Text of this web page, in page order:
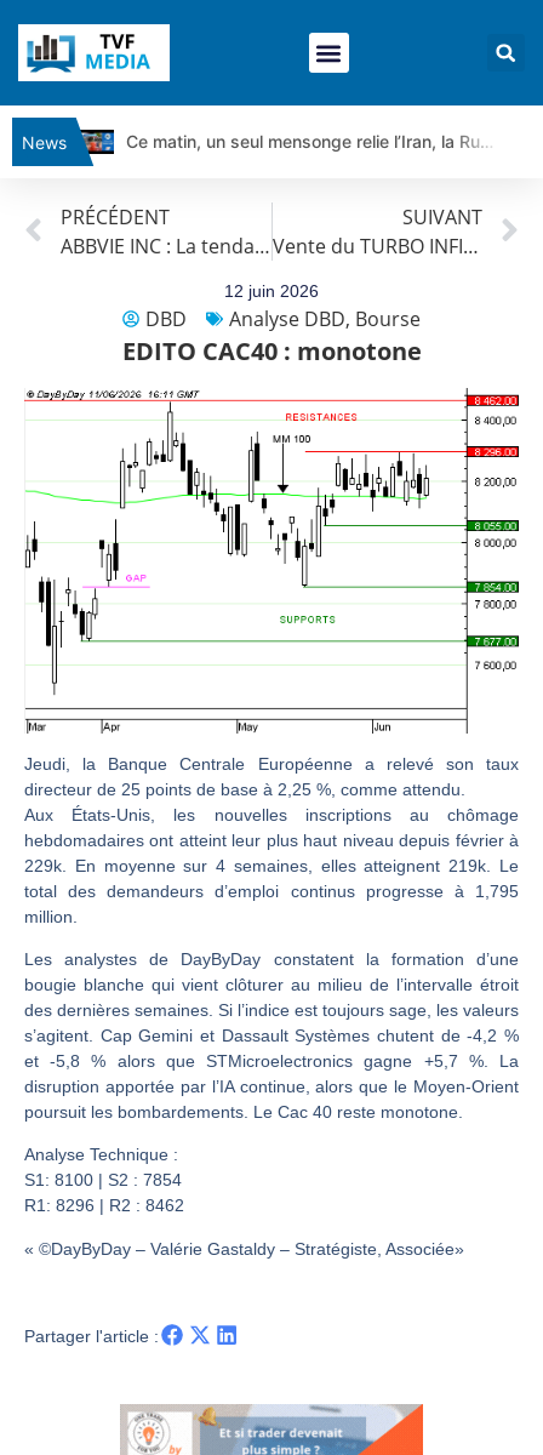
News
Ce matin, un seul mensonge relie l’Iran, la Russie et Trump | par Louis Antoine Michelet
Ce que Trump, Téhéran et Pékin ne veulent pas que vous voyiez ensemble | par Louis-Antoine Michelet
Jean Marie Seronie :Loi agricole : vraie réforme ou simple réponse à la colère ?| Interview Éco
TELEPERFORMANCE : Faut-il acheter avant les résultats ? | Daniel Cohen de Lara – Market Movers
CAC 40 : Vers un nouveau record ? Analyse avant la décision de la Fed | Denis Desclos – Chrono CAC
Christian Parisot : Les marchés à l’épreuve des signaux | Interview Économique
Bernard Prats-Desclaux : Penser les marchés à l’ère des ruptures | Interview Littéraire
FERRARI : Un parcours toujours sans faute | Bernard Prats-Desclaux – Market Movers
LVMH : Un rebond à confirmer | Bernard Prats-Desclaux – Market Movers
Le monde a changé de règles cette nuit. Personne ne vous l’a encore dit | Louis-Antoine Michelet
GBP/USD : Un premier ministre déjà sur le scelette | Philippe Lhermie – Flash Forex
Les événements de cette semaine à venir | Philippe Lhermie – Flash Forex
La France, maillon faible de l’Europe ! | Jean-Louis Cussac – Chrono CAC
Pourquoi 6 guerres explosent en même temps cette semaine | par Louis-Antoine Michelet
Les investisseurs y croient toujours | Point Stratégique Hebdomadaire – Éric Galiègue
PRÉCÉDENT
ABBVIE INC : La tendance est haussière.
SUIVANT
Vente du TURBO INFINI BEST CALL ARCELOR MITTAL QH57V à 2,57 euros (+31 %)
12 juin 2026
DBD Analyse DBD, Bourse
EDITO CAC40 : monotone
Jeudi, la Banque Centrale Européenne a relevé son taux
directeur de 25 points de base à 2,25 %, comme attendu.
Aux États-Unis, les nouvelles inscriptions au chômage
hebdomadaires ont atteint leur plus haut niveau depuis février à
229k. En moyenne sur 4 semaines, elles atteignent 219k. Le
total des demandeurs d’emploi continus progresse à 1,795
million.
Les analystes de DayByDay constatent la formation d’une
bougie blanche qui vient clôturer au milieu de l’intervalle étroit
des dernières semaines. Si l’indice est toujours sage, les valeurs
s’agitent. Cap Gemini et Dassault Systèmes chutent de -4,2 %
et -5,8 % alors que STMicroelectronics gagne +5,7 %. La
disruption apportée par l’IA continue, alors que le Moyen-Orient
poursuit les bombardements. Le Cac 40 reste monotone.
Analyse Technique :
S1: 8100 | S2 : 7854
R1: 8296 | R2 : 8462
« ©DayByDay – Valérie Gastaldy – Stratégiste, Associée»
Partager l'article :